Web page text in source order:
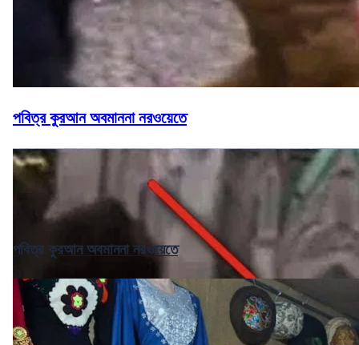
পবিত্র কুরআন অবমাননা নরওয়েতে
পবিত্র কুরআন অবমাননা নরওয়েতে